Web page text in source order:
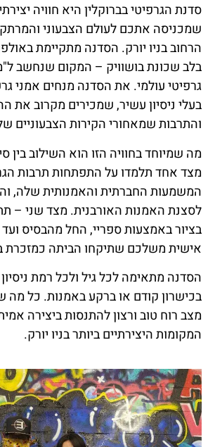
סדנת הגרפיטי בברוקלין היא חוויה
שמכניסה אתכם לעולם הצבעוני
הרחוב בניו יורק. הסדנה מתקיימת
בלב שכונת בושוויק – המקום שנחשב
גרפיטי עולמי. את הסדנה מנחים אמני
בעלי ניסיון עשיר, שמכירים מקרוב את
והתרבות שמאחורי הקירות הצבעוניים
מה שמיוחד בחוויה הזו הוא השילוב בין
מצד אחד תלמדו על התפתחות תרבות
המשמעות החברתית והאמנותית שלה,
לסצנת האמנות האורבנית. מצד שני –
בציור באמצעות ספריי, החל מהבסיס ועד
אישית משלכם שתיקחו הביתה כמזכרת
הסדנה מתאימה לכל גיל ולכל רמת
בכישרון קודם או ברקע באמנות. כל מה
מצב רוח טוב ורצון להתנסות ביצירה
המקומות היצירתיים ביותר בניו יורק.